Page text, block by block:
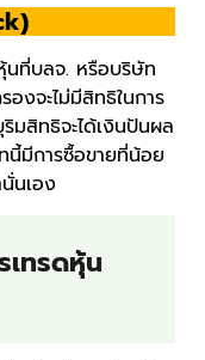
ที่บลจ. หรือบริษัท
งจะไม่มีสิทธิในการ
มสิทธิจะได้เงินปันผล
มีการซื้อขายที่น้อย
นเอง
เทรดหุ้น